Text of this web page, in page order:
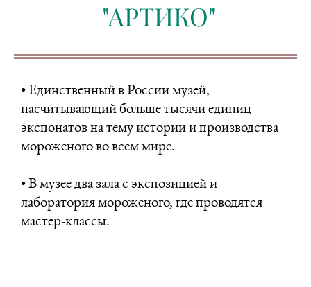
"АРТИКО"
• Единственный в России музей,
насчитывающий больше тысячи единиц
экспонатов на тему истории и производства
мороженого во всем мире.
• В музее два зала с экспозицией и
лаборатория мороженого, где проводятся
мастер-классы.